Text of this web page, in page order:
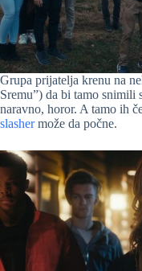
Grupa prijatelja krenu na
Sremu”) da bi tamo
naravno, horor. A tamo ih
slashermože da počne.